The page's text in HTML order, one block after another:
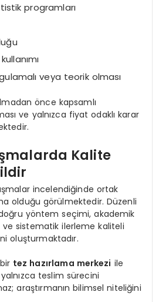
programları
veya teorik olması
önce kapsamlı
ve yalnızca fiyat odaklı karar
Kalite
incelendiğinde ortak
olduğu görülmektedir. Düzenli
yöntem seçimi, akademik
ve sistematik ilerleme kaliteli
oluşturmaktadır.
tez hazırlama merkezi ile
teslim sürecini
araştırmanın bilimsel niteliğini